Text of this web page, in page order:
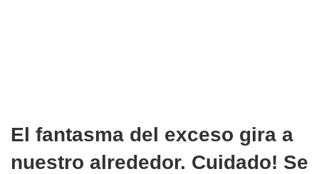
El fantasma del exceso gira a
nuestro alrededor. Cuidado! Se